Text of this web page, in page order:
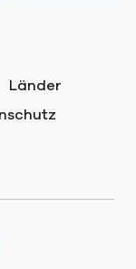
Länder